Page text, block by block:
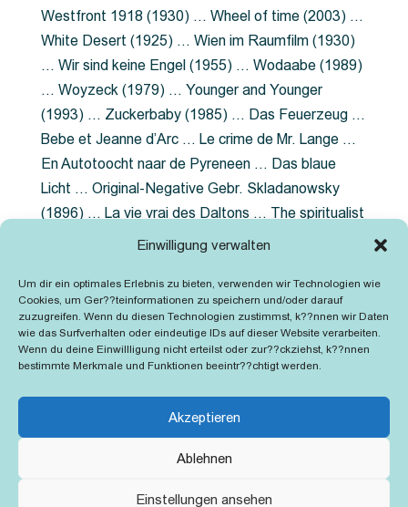
Einwilligung verwalten
Um dir ein optimales Erlebnis zu bieten, verwenden wir Technologien wie
Cookies, um Ger??teinformationen zu speichern und/oder darauf
zuzugreifen. Wenn du diesen Technologien zustimmst, k??nnen wir Daten
wie das Surfverhalten oder eindeutige IDs auf dieser Website verarbeiten.
Wenn du deine Einwillligung nicht erteilst oder zur??ckziehst, k??nnen
bestimmte Merkmale und Funktionen beeintr??chtigt werden.
Akzeptieren
Ablehnen
Einstellungen ansehen
Westfront 1918 (1930) … Wheel of time (2003) …
White Desert (1925) … Wien im Raumfilm (1930)
… Wir sind keine Engel (1955) … Wodaabe (1989)
… Woyzeck (1979) … Younger and Younger
(1993) … Zuckerbaby (1985) … Das Feuerzeug …
Bebe et Jeanne d’Arc … Le crime de Mr. Lange …
En Autotoocht naar de Pyreneen … Das blaue
Licht … Original-Negative Gebr. Skladanowsky
(1896) … La vie vrai des Daltons … The spiritualist
photographer … Feuer im Fjord … The Song of the
Grubenlampe … Tolstoy … Grün ist die Heide …
Lady Hamilton … Mütter verzaget nicht …
Ruttmann Werbefilme